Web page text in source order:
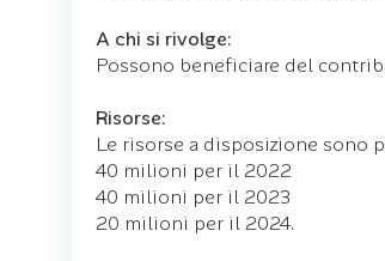
A chi si rivolge:
Possono beneficiare del
Risorse:
Le risorse a disposizione sono
40 milioni per il 2022
40 milioni per il 2023
20 milioni per il 2024.